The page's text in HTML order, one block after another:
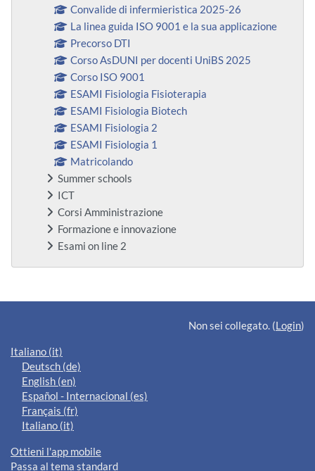
Convalide di infermieristica 2025-26
La linea guida ISO 9001 e la sua applicazione
Precorso DTI
Corso AsDUNI per docenti UniBS 2025
Corso ISO 9001
ESAMI Fisiologia Fisioterapia
ESAMI Fisiologia Biotech
ESAMI Fisiologia 2
ESAMI Fisiologia 1
Matricolando
Summer schools
ICT
Corsi Amministrazione
Formazione e innovazione
Esami on line 2
Blocchi supplementari
Non sei collegato. (Login)
Italiano ‎(it)‎
Deutsch ‎(de)‎
English ‎(en)‎
Español - Internacional ‎(es)‎
Français ‎(fr)‎
Italiano ‎(it)‎
Ottieni l'app mobile
Passa al tema standard